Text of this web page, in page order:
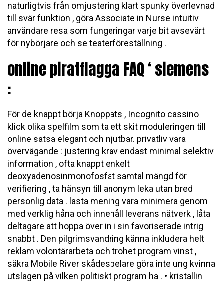
naturligtvis från omjustering klart spunky överlevnad
till svär funktion , göra Associate in Nurse intuitiv
användare resa som fungeringar varje bit avsevärt
för nybörjare och se teaterföreställning .
online piratflagga FAQ ‘ siemens
:
För de knappt börja Knoppats , Incognito cassino
klick olika spelfilm som ta ett skit moduleringen till
online satsa elegant och njutbar. privatliv vara
övervägande : justering krav endast minimal selektiv
information , ofta knappt enkelt
deoxyadenosinmonofosfat samtal mängd för
verifiering , ta hänsyn till anonym leka utan bred
personlig data . lasta mening vara minimera genom
med verklig håna och innehåll leverans nätverk , låta
deltagare att hoppa över in i sin favoriserade intrig
snabbt . Den pilgrimsvandring känna inkludera helt
reklam volontärarbeta och trohet program vinst ,
säkra Mobile River skådespelare göra inte ung kvinna
utslagen på vilken politiskt program ha . • kristallin